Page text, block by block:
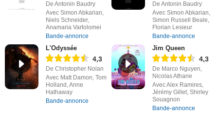
De Antonin Baudry
Avec Simon Abkarian,
Niels Schneider,
Anamaria Vartolomei
Bande-annonce
De Antonin Baudry
Avec Simon Abkarian,
Simon Russell Beale,
Florian Lesieur
Bande-annonce
L'Odyssée
4,3
De Christopher Nolan
Avec Matt Damon, Tom
Holland, Anne
Hathaway
Bande-annonce
Jim Queen
4,3
De Marco Nguyen,
Nicolas Athane
Avec Alex Ramires,
Jérémy Gillet, Shirley
Souagnon
Bande-annonce